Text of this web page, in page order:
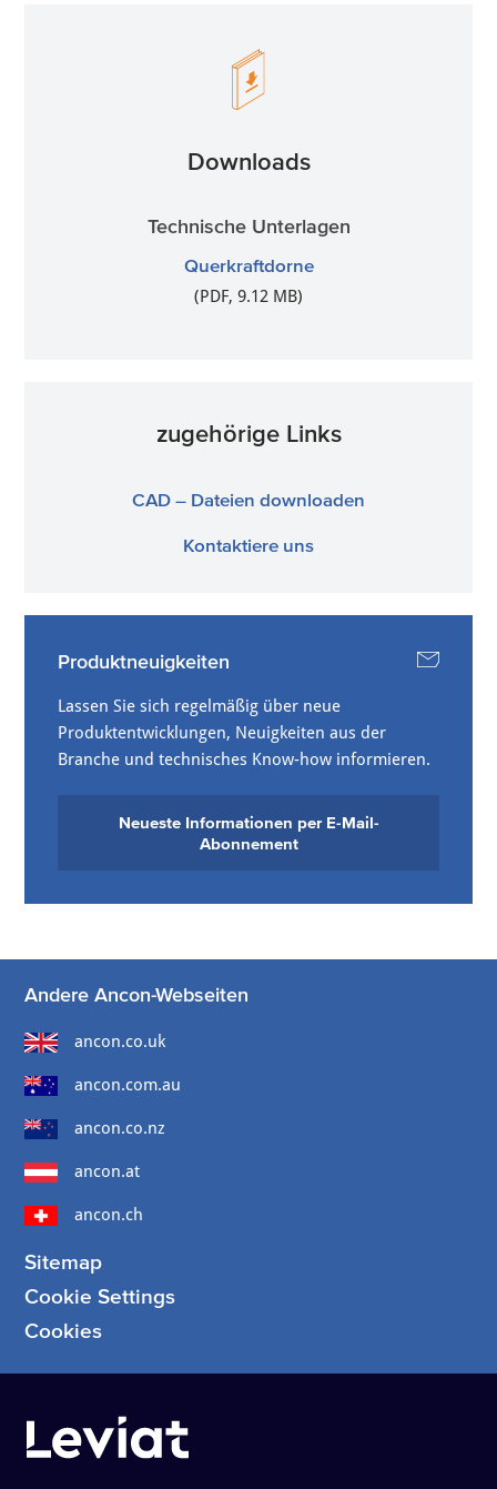
Downloads
Technische Unterlagen
Querkraftdorne
(PDF, 9.12 MB)
zugehörige Links
CAD – Dateien downloaden
Kontaktiere uns
Produktneuigkeiten
Lassen Sie sich regelmäßig über neue
Produktentwicklungen, Neuigkeiten aus der
Branche und technisches Know-how informieren.
Neueste Informationen per E-Mail-
Abonnement
Andere Ancon-Webseiten
ancon.co.uk
ancon.com.au
ancon.co.nz
ancon.at
ancon.ch
Sitemap
Cookie Settings
Cookies